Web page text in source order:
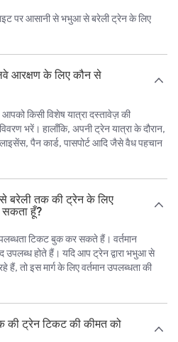
पर आसानी से भभुआ से बरेली ट्रेन के लिए
आरक्षण के लिए कौन से
किसी विशेष यात्रा दस्तावेज़ की
भरें। हालाँकि, अपनी ट्रेन यात्रा के दौरान,
पैन कार्ड, पासपोर्ट आदि जैसे वैध पहचान
बरेली तक की ट्रेन के लिए
सकता हूँ?
टिकट बुक कर सकते हैं। वर्तमान
उपलब्ध होते हैं। यदि आप ट्रेन द्वारा भभुआ से
हैं, तो इस मार्ग के लिए वर्तमान उपलब्धता की
ट्रेन टिकट की कीमत को